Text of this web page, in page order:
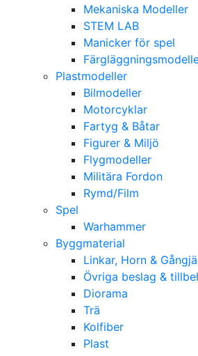
Mekaniska Modeller
STEM LAB
Manicker för spel
Plastmodeller
Bilmodeller
Motorcyklar
Fartyg & Båtar
Figurer & Miljö
Flygmodeller
Militära Fordon
Rymd/Film
Spel
Warhammer
Byggmaterial
Linkar, Horn &
Övriga beslag &
Diorama
Trä
Kolfiber
Plast